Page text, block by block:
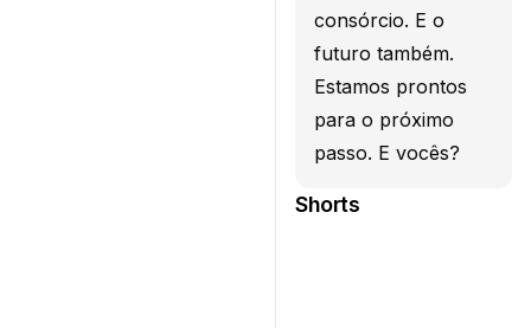
consórcio. E o
futuro também.
Estamos prontos
para o próximo
passo. E vocês?
Shorts